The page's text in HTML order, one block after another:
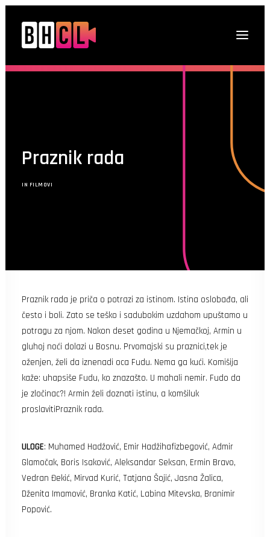
Multimedija
Praznik rada
IN FILMOVI
Praznik rada je priča o potrazi za istinom. Istina oslobađa, ali
često i boli. Zato se teško i sadubokim uzdahom upuštamo u
potragu za njom. Nakon deset godina u Njemačkoj, Armin u
gluhoj noći dolazi u Bosnu. Prvomajski su praznici,tek je
oženjen, želi da iznenadi oca Fudu. Nema ga kući. Komišija
kaže: uhapsiše Fudu, ko znazašto. U mahali nemir. Fudo da
je zločinac?! Armin želi doznati istinu, a komšiluk
proslavitiPraznik rada.
ULOGE: Muhamed Hadžović, Emir Hadžihafizbegović, Admir
Glamočak, Boris Isaković, Aleksandar Seksan, Ermin Bravo,
Vedran Đekić, Mirvad Kurić, Tatjana Šojić, Jasna Žalica,
Dženita Imamović, Branka Katić, Labina Mitevska, Branimir
Popović.